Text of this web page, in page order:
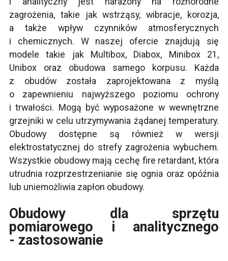
zagrożenia, takie jak wstrząsy, wibracje, korozja,
a także wpływ czynników atmosferycznych
i chemicznych. W naszej ofercie znajdują się
modele takie jak Multibox, Diabox, Minibox 21,
Unibox oraz obudowa samego korpusu. Każda
z obudów została zaprojektowana z myślą
o zapewnieniu najwyższego poziomu ochrony
i trwałości. Mogą być wyposażone w wewnętrzne
grzejniki w celu utrzymywania żądanej temperatury.
Obudowy dostępne są również w wersji
elektrostatycznej do strefy zagrożenia wybuchem.
Wszystkie obudowy mają cechę fire retardant, która
utrudnia rozprzestrzenianie się ognia oraz opóźnia
lub uniemożliwia zapłon obudowy.
Obudowy dla sprzętu
pomiarowego i analitycznego
- zastosowanie